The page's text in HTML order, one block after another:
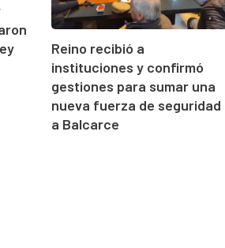
Reino recibió a
instituciones y confirmó
gestiones para sumar una
nueva fuerza de seguridad
a Balcarce